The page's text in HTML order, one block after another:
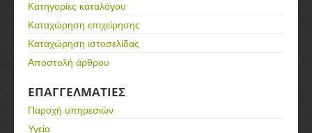
Κατηγορίες καταλόγου
Καταχώρηση επιχείρησης
Καταχώρηση ιστοσελίδας
Αποστολή άρθρου
ΕΠΑΓΓΕΛΜΑΤΙΕΣ
Παροχή υπηρεσιών
Υγεία